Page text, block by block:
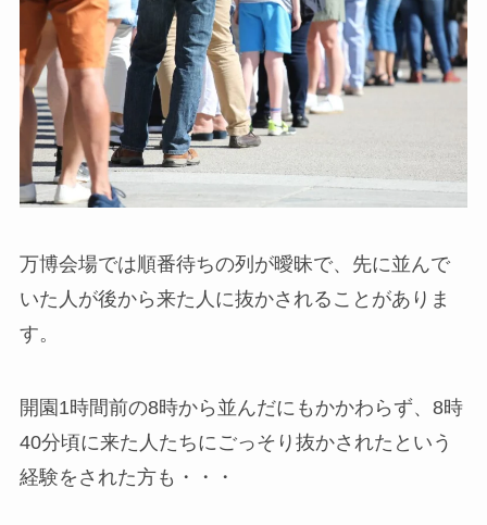
万博会場では順番待ちの列が曖昧で、先に並んで
いた人が後から来た人に抜かされることがありま
す。
開園1時間前の8時から並んだにもかかわらず、8時
40分頃に来た人たちにごっそり抜かされたという
経験をされた方も・・・